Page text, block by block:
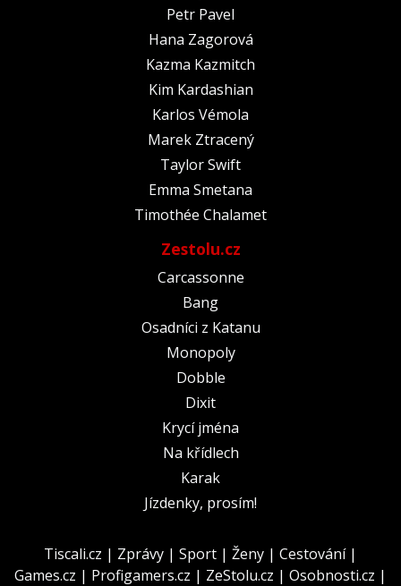
Petr Pavel
Hana Zagorová
Kazma Kazmitch
Kim Kardashian
Karlos Vémola
Marek Ztracený
Taylor Swift
Emma Smetana
Timothée Chalamet
Zestolu.cz
Carcassonne
Bang
Osadníci z Katanu
Monopoly
Dobble
Dixit
Krycí jména
Na křídlech
Karak
Jízdenky, prosím!
Tiscali.cz | Zprávy | Sport | Ženy | Cestování|
Games.cz | Profigamers.cz | ZeStolu.cz | Osobnosti.cz |